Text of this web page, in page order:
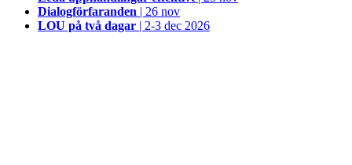
Dialogförfaranden | 26 nov
LOU på två dagar | 2-3 dec 2026